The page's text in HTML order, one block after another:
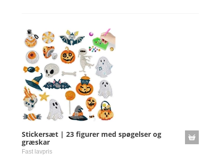
Stickersæt | 23 figurer med spøgelser og
græskar
Fast lavpris